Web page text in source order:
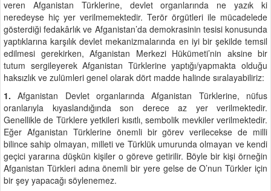
veren Afganistan Türklerine, devlet organlarında ne yazık ki
neredeyse hiç yer verilmemektedir. Terör örgütleri ile mücadelede
gösterdiği fedakârlık ve Afganistan’da demokrasinin tesisi konusunda
yaptıklarına karşılık devlet mekanizmalarında en iyi bir şekilde temsil
edilmesi gerekirken, Afganistan Merkezi Hükümeti’nin aksine bir
tutum sergileyerek Afganistan Türklerine yaptığı/yapmakta olduğu
haksızlık ve zulümleri genel olarak dört madde halinde sıralayabiliriz:
1.Afganistan Devlet organlarında Afganistan Türklerine, nüfus
oranlarıyla kıyaslandığında son derece az yer verilmektedir.
Genellikle de Türklere yetkileri kısıtlı, sembolik mevkiler verilmektedir.
Eğer Afganistan Türklerine önemli bir görev verilecekse de milli
bilince sahip olmayan, milleti ve Türklük umurunda olmayan ve kendi
geçici yararına düşkün kişiler o göreve getirilir. Böyle bir kişi örneğin
Afganistan Türkleri adına önemli bir yere gelse de O’nun Türkler için
bir şey yapacağı söylenemez.